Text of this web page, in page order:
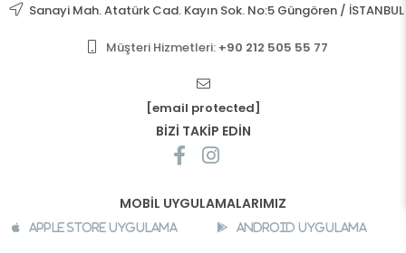
Sanayi Mah. Atatürk Cad. Kayın Sok. No:5 Güngören / İSTANBUL
Müşteri Hizmetleri: +90 212 505 55 77
[email protected]
BİZİ TAKİP EDİN
MOBİL UYGULAMALARIMIZ
Apple Store Uygulama Android Uygulama